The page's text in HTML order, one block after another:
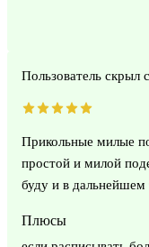
Пользователь скрыл
Прикольные милые
простой и милой
буду и в дальнейшем
Плюсы